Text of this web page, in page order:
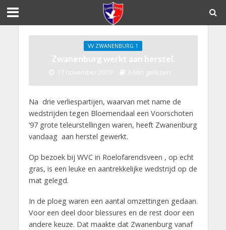
VV ZWANENBURG 1
Zwanenburg werkt aan herstel.
17 november 2019 6 Min gelezen
Na drie verliespartijen, waarvan met name de
wedstrijden tegen Bloemendaal een Voorschoten
’97 grote teleurstellingen waren, heeft Zwanenburg
vandaag aan herstel gewerkt.
Op bezoek bij WVC in Roelofarendsveen , op echt
gras, is een leuke en aantrekkelijke wedstrijd op de
mat gelegd.
In de ploeg waren een aantal omzettingen gedaan.
Voor een deel door blessures en de rest door een
andere keuze. Dat maakte dat Zwanenburg vanaf